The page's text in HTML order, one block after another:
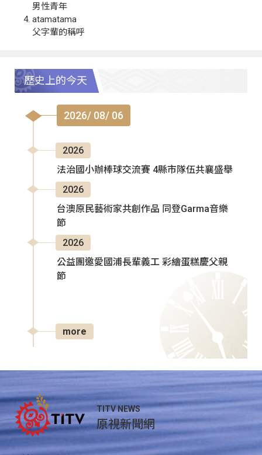
男性青年
atamatama
父字輩的稱呼
歷史上的今天
2026/ 08/ 06
2026
法治國小辦棒球交流賽 4縣市隊伍共襄盛舉
2026
台澳原民藝術家共創作品 同登Garma音樂
節
2026
公益團邀愛國浦長輩義工 彩繪蛋糕慶父親
節
more
TITV NEWS
原視新聞網